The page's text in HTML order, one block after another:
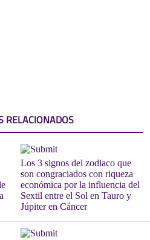
RELACIONADOS
Los 3 signos del zodiaco que
son congraciados con riqueza
económica por la influencia del
Sextil entre el Sol en Tauro y
Júpiter en Cáncer